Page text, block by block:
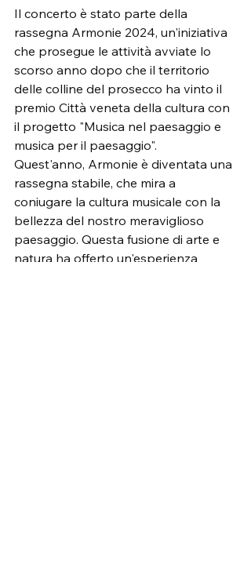
Il concerto è stato parte della
rassegna Armonie 2024, un'iniziativa
che prosegue le attività avviate lo
scorso anno dopo che il territorio
delle colline del prosecco ha vinto il
premio Città veneta della cultura con
il progetto "Musica nel paesaggio e
musica per il paesaggio".
Quest'anno, Armonie è diventata una
rassegna stabile, che mira a
coniugare la cultura musicale con la
bellezza del nostro meraviglioso
paesaggio. Questa fusione di arte e
natura ha offerto un'esperienza